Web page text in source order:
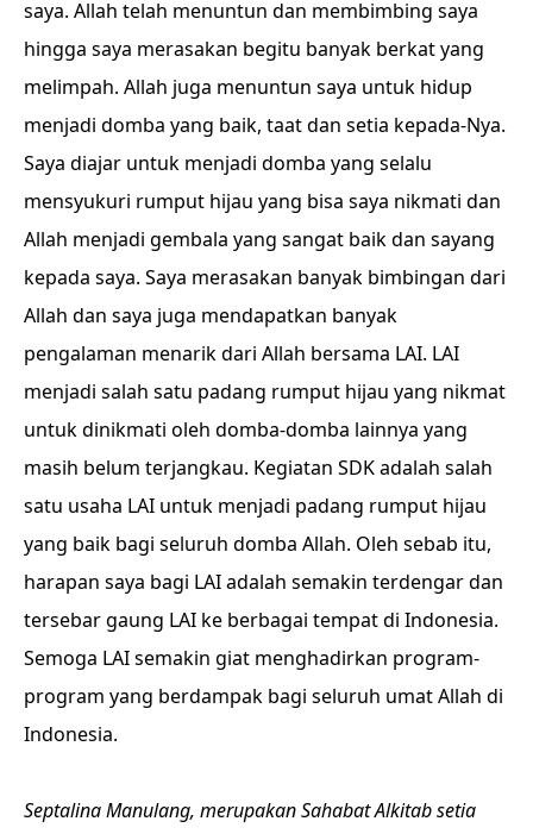
saya. Allah telah menuntun dan membimbing saya
hingga saya merasakan begitu banyak berkat yang
melimpah. Allah juga menuntun saya untuk hidup
menjadi domba yang baik, taat dan setia kepada-Nya.
Saya diajar untuk menjadi domba yang selalu
mensyukuri rumput hijau yang bisa saya nikmati dan
Allah menjadi gembala yang sangat baik dan sayang
kepada saya. Saya merasakan banyak bimbingan dari
Allah dan saya juga mendapatkan banyak
pengalaman menarik dari Allah bersama LAI. LAI
menjadi salah satu padang rumput hijau yang nikmat
untuk dinikmati oleh domba-domba lainnya yang
masih belum terjangkau. Kegiatan SDK adalah salah
satu usaha LAI untuk menjadi padang rumput hijau
yang baik bagi seluruh domba Allah. Oleh sebab itu,
harapan saya bagi LAI adalah semakin terdengar dan
tersebar gaung LAI ke berbagai tempat di Indonesia.
Semoga LAI semakin giat menghadirkan program-
program yang berdampak bagi seluruh umat Allah di
Indonesia.
Septalina Manulang, merupakan Sahabat Alkitab setia